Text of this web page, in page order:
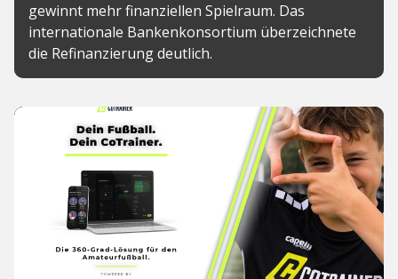
gewinnt mehr finanziellen Spielraum. Das
internationale Bankenkonsortium überzeichnete
die Refinanzierung deutlich.